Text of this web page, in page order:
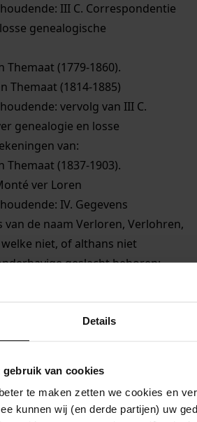
Details
gebruik van cookies
te maken zetten we cookies en
kunnen wij (en derde partijen) uw
III C. Correspondentie
genealogische
Themaat (1779-1860).
Themaat (1814-1885)
vervolg van III C.
genealogie en losse
van:
Themaat (1837-1903).
ver Loren
IV. Gegevens
de naam Verloren, Verlohren,
niet, of althans niet
geslacht behoren:
Noord-Hollandse Verloren's.
andere Zuid-Hollandse
en van der Loren's.
Lore's in Utrecht, Engeland en